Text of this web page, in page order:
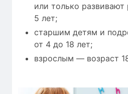
или только
5 лет;
старшим детям и
от 4 до 18 лет;
взрослым — возраст